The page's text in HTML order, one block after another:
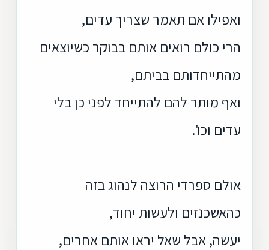
ואפילו אם תאמר שצריך עדים,
הרי כולם רואים אותם בבוקר כשיוצאים
מהתייחדותם בביתם,
ואף מותר להם להתייחד לפני כן בלי
עדים וכו'.
אולם ספרדי הרוצה לנהוג בזה
כהאשכנזים ולעשות יחוד,
יעשה, אבל שאל יראו אותם אחרים,